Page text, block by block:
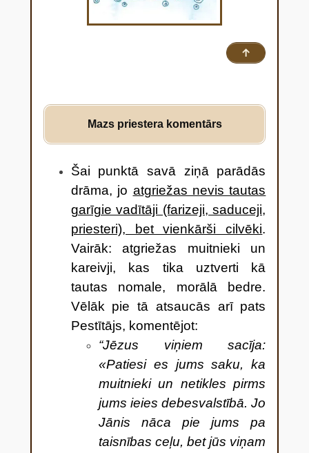
↑
Mazs priestera komentārs
Šai punktā savā ziņā parādās
drāma, jo atgriežas nevis tautas
garīgie vadītāji (farizeji, saduceji,
priesteri), bet vienkārši cilvēki.
Vairāk: atgriežas muitnieki un
kareivji, kas tika uztverti kā
tautas nomale, morālā bedre.
Vēlāk pie tā atsaucās arī pats
Pestītājs, komentējot:
“Jēzus viņiem sacīja:
«Patiesi es jums saku, ka
muitnieki un netikles pirms
jums ieies debesvalstībā. Jo
Jānis nāca pie jums pa
taisnības ceļu, bet jūs viņam